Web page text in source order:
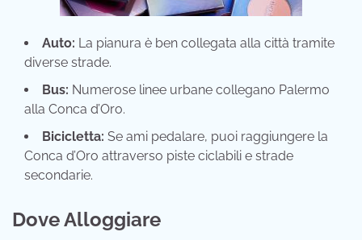
Auto: La pianura è ben collegata alla città tramite
diverse strade.
Bus: Numerose linee urbane collegano Palermo
alla Conca d’Oro.
Bicicletta: Se ami pedalare, puoi raggiungere la
Conca d’Oro attraverso piste ciclabili e strade
secondarie.
Dove Alloggiare